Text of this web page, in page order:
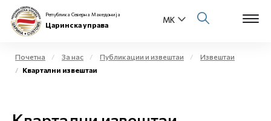
Физички лица
Република Северна Македонија
Царинска управа
Почетна За нас Публикации и извештаи
Извештаи
Квартални извештаи